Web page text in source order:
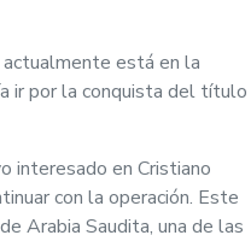
está en la
ir por la conquista del título
interesado en Cristiano
con la operación. Este
Arabia Saudita, una de las